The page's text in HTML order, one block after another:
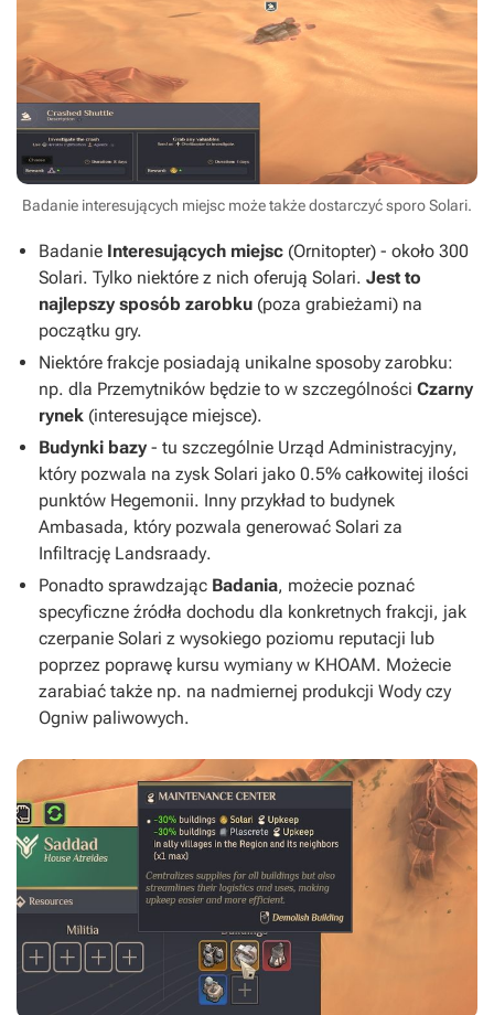
Badanie interesujących miejsc może także dostarczyć sporo Solari.
Badanie Interesujących miejsc (Ornitopter) - około 300
Solari. Tylko niektóre z nich oferują Solari. Jest to
najlepszy sposób zarobku (poza grabieżami) na
początku gry.
Niektóre frakcje posiadają unikalne sposoby zarobku:
np. dla Przemytników będzie to w szczególności Czarny
rynek (interesujące miejsce).
Budynki bazy - tu szczególnie Urząd Administracyjny,
który pozwala na zysk Solari jako 0.5% całkowitej ilości
punktów Hegemonii. Inny przykład to budynek
Ambasada, który pozwala generować Solari za
Infiltrację Landsraady.
Ponadto sprawdzając Badania, możecie poznać
specyficzne źródła dochodu dla konkretnych frakcji, jak
czerpanie Solari z wysokiego poziomu reputacji lub
poprzez poprawę kursu wymiany w KHOAM. Możecie
zarabiać także np. na nadmiernej produkcji Wody czy
Ogniw paliwowych.